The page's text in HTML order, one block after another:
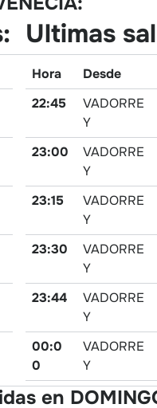
Ultimas
Hora
Desde
22:45
VADORRE
Y
23:00
VADORRE
Y
23:15
VADORRE
Y
23:30
VADORRE
Y
23:44
VADORRE
Y
00:0
0
VADORRE
Y
en